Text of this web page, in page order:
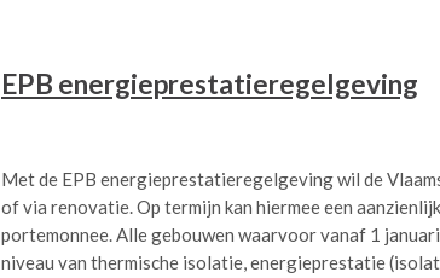
EPB energieprestatieregelgeving
Met de EPB energieprestatieregelgeving wil de
of via renovatie. Op termijn kan hiermee een
portemonnee. Alle gebouwen waarvoor vanaf 1
niveau van thermische isolatie, energieprestatie